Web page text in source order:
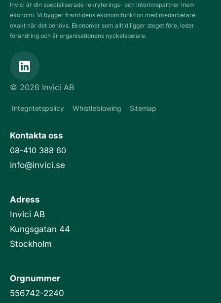
Invici är din specialiserade rekryterings- och interimspartner inom
ekonomi. Vi bygger framtidens ekonomifunktion med medarbetare
exakt när det behövs. Ekonomer som alltid ligger steget före, leder
förändring och är organisationens nyckelspelare.
L
i
n
k
e
i
n
© 2026 Invici AB
Integritetspolicy Whistleblowing Sitemap
Kontakta oss
08-410 388 60
info@invici.se
Adress
Invici AB
Kungsgatan 44
Stockholm
Orgnummer
556742-2240